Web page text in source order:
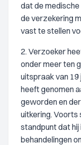
dat de
de verzekering
vast te stellen
2. Verzoeker
onder meer ten
uitspraak van 19
heeft genomen
geworden en
uitkering.
standpunt dat hij
behandelingen